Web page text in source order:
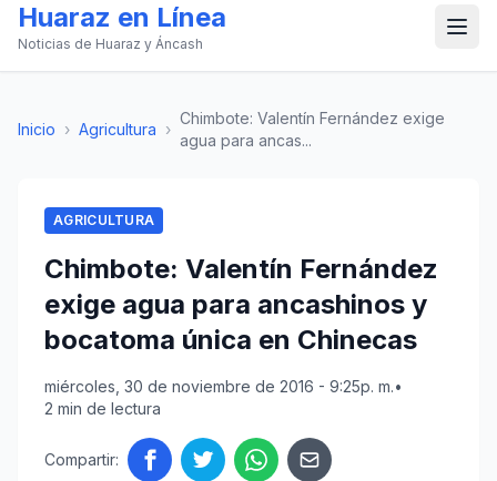
Huaraz en Línea
Noticias de Huaraz y Áncash
Inicio › Agricultura ›
Chimbote: Valentín Fernández exige
agua para ancas...
AGRICULTURA
Chimbote: Valentín Fernández
exige agua para ancashinos y
bocatoma única en Chinecas
miércoles, 30 de noviembre de 2016 - 9:25p. m.•
2 min de lectura
Compartir: